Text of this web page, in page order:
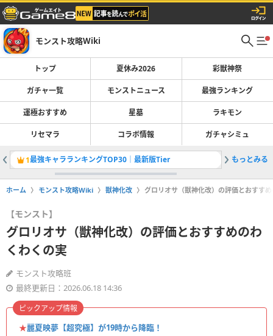
モンスト攻略Wiki
トップ 夏休み2026 彩獣神祭
ガチャ一覧 モンストニュース 最強ランキング
運極おすすめ 星墓 ラキモン
リセマラ コラボ情報 ガチャシミュ
1最強キャラランキングTOP30｜最新版Tier 2カーミ
もっとみる
ホーム モンスト攻略Wiki 獣神化改 グロリオサ（獣神化改）の評価とおすす
【モンスト】
グロリオサ（獣神化改）の評価とおすすめのわ
くわくの実
モンスト攻略班
最終更新日：2026.06.18 14:36
★麗夏映夢【超究極】が19時から降臨！
ピックアップ情報